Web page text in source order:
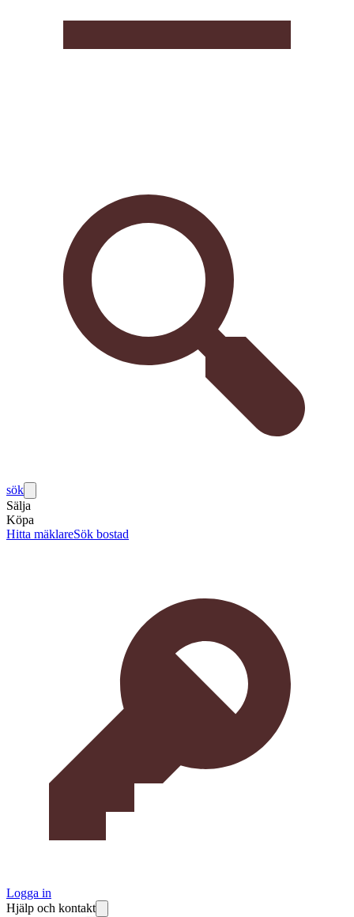
sök
Sälja
Köpa
Hitta mäklareSök bostad
Logga in
Hjälp och kontakt